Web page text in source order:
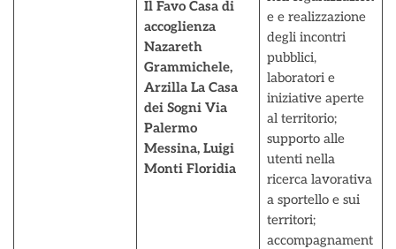
Il Favo Casa di
accoglienza
Nazareth
Grammichele,
Arzilla La Casa
dei Sogni Via
Palermo
Messina, Luigi
Monti Floridia
e e realizzazione
degli incontri
pubblici,
laboratori e
iniziative aperte
al territorio;
supporto alle
utenti nella
ricerca lavorativa
a sportello e sui
territori;
accompagnament